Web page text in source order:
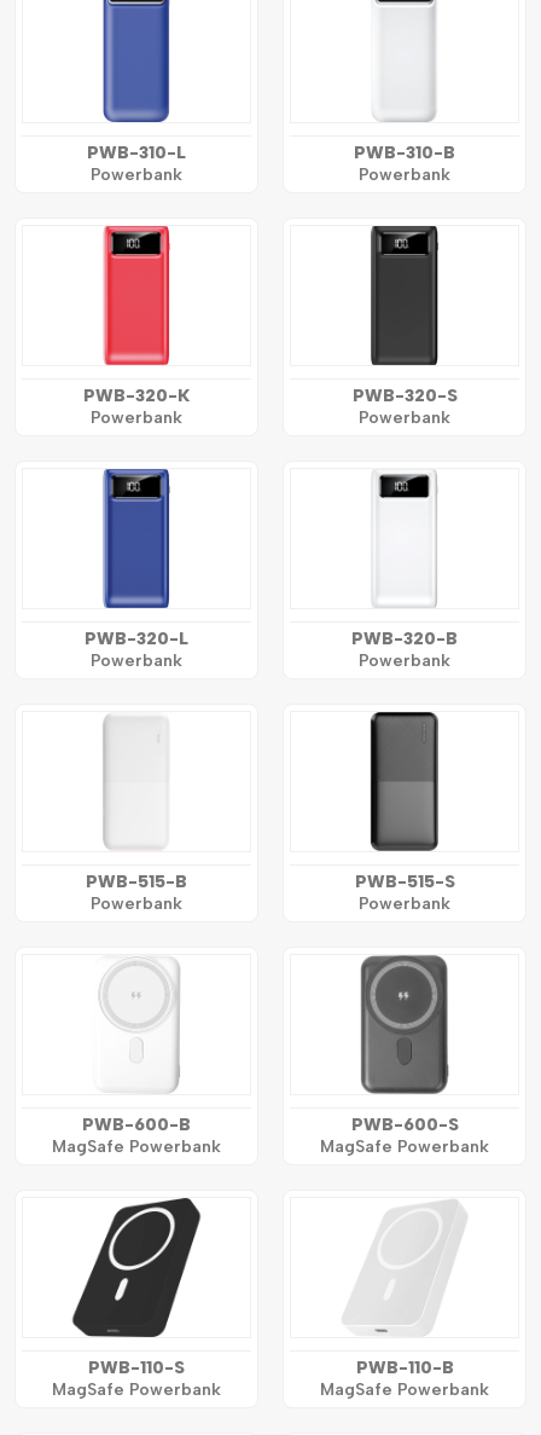
PWB-310-L
Powerbank
PWB-310-B
Powerbank
PWB-320-K
Powerbank
PWB-320-S
Powerbank
PWB-320-L
Powerbank
PWB-320-B
Powerbank
PWB-515-B
Powerbank
PWB-515-S
Powerbank
PWB-600-B
MagSafe Powerbank
PWB-600-S
MagSafe Powerbank
PWB-110-S
MagSafe Powerbank
PWB-110-B
MagSafe Powerbank